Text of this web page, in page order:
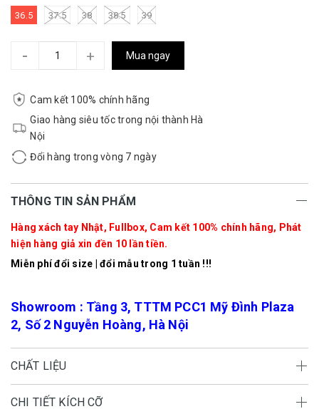
36.5 37.5 38 38.5 39
- + Mua ngay
Cam kết 100% chính hãng
Giao hàng siêu tốc trong nội thành Hà
Nội
Đổi hàng trong vòng 7 ngày
THÔNG TIN SẢN PHẨM
Hàng xách tay Nhật, Fullbox, Cam kết 100% chính hãng, Phát
hiện hàng giả xin đền 10 lần tiền.
Miễn phí đổi size | đổi mẫu trong 1 tuần !!!
Showroom : Tầng 3, TTTM PCC1 Mỹ Đình Plaza
2, Số 2 Nguyễn Hoàng, Hà Nội
CHẤT LIỆU
CHI TIẾT KÍCH CỠ